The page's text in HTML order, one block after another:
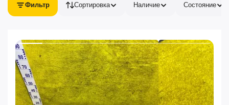
Фильтр Сортировка Наличие Состояние